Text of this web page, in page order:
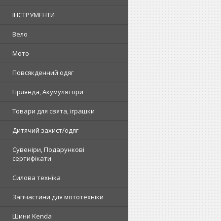
ІНСТРУМЕНТИ
Вело
Мото
Повсякденний одяг
Гірлянда, Акумулятори
Товари для свята, іграшки
Дитячий захист/одяг
Сувеніри, Подарункові
сертифікати
Силова техніка
Запчастини для мототехніки
Шини Kenda